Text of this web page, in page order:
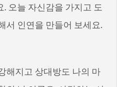
오늘 자신감을 가지고 도
서 인연을 만들어 보세요.
해지고 상대방도 나의 마